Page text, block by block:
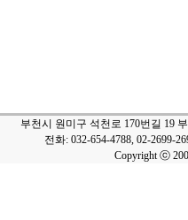
부천시 원미구 석천로 170번길 19
전화: 032-654-4788, 02-2699-
Copyright ⓒ